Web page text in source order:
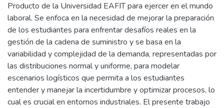
Producto de la Universidad EAFIT para ejercer en el mundo
laboral. Se enfoca en la necesidad de mejorar la preparación
de los estudiantes para enfrentar desafíos reales en la
gestión de la cadena de suministro y se basa en la
variabilidad y complejidad de la demanda, representadas por
las distribuciones normal y uniforme, para modelar
escenarios logísticos que permita a los estudiantes
entender y manejar la incertidumbre y optimizar procesos, lo
cual es crucial en entornos industriales. El presente trabajo